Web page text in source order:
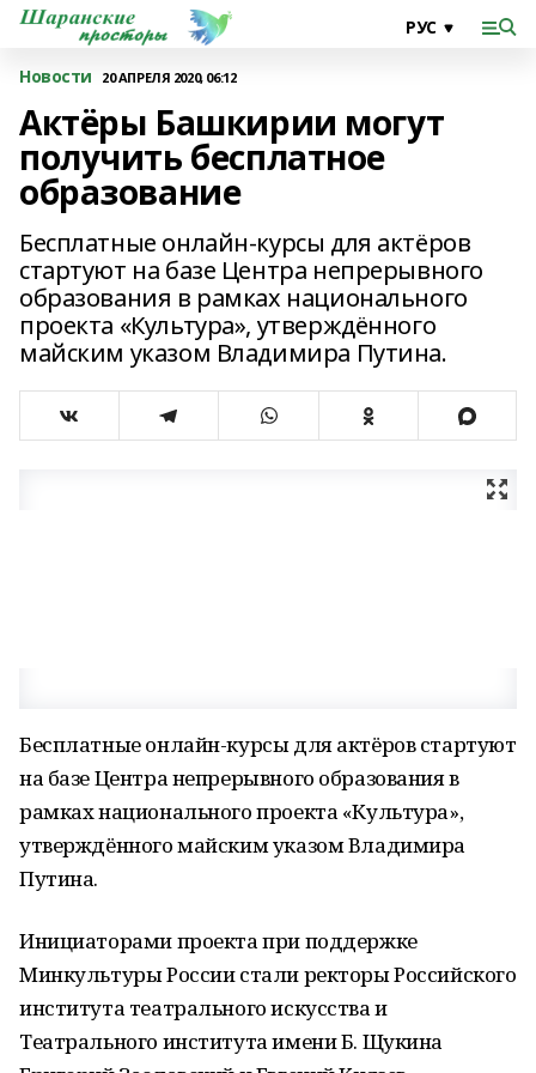
Новости 20 АПРЕЛЯ 2020, 06:12
Актёры Башкирии могут
получить бесплатное
образование
Бесплатные онлайн-курсы для актёров
стартуют на базе Центра непрерывного
образования в рамках национального
проекта «Культура», утверждённого
майским указом Владимира Путина.
Бесплатные онлайн-курсы для актёров стартуют
на базе Центра непрерывного образования в
рамках национального проекта «Культура»,
утверждённого майским указом Владимира
Путина.
Инициаторами проекта при поддержке
Минкультуры России стали ректоры Российского
института театрального искусства и
Театрального института имени Б. Щукина